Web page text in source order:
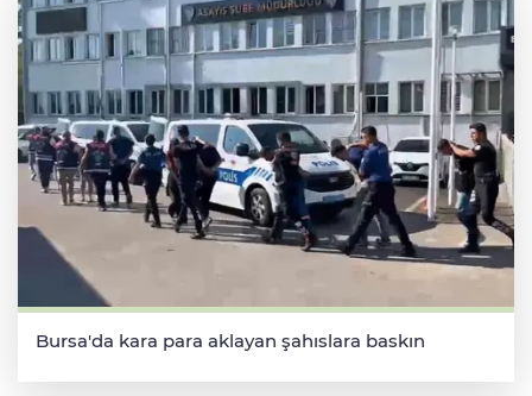
Bursa'da kara para aklayan şahıslara baskın